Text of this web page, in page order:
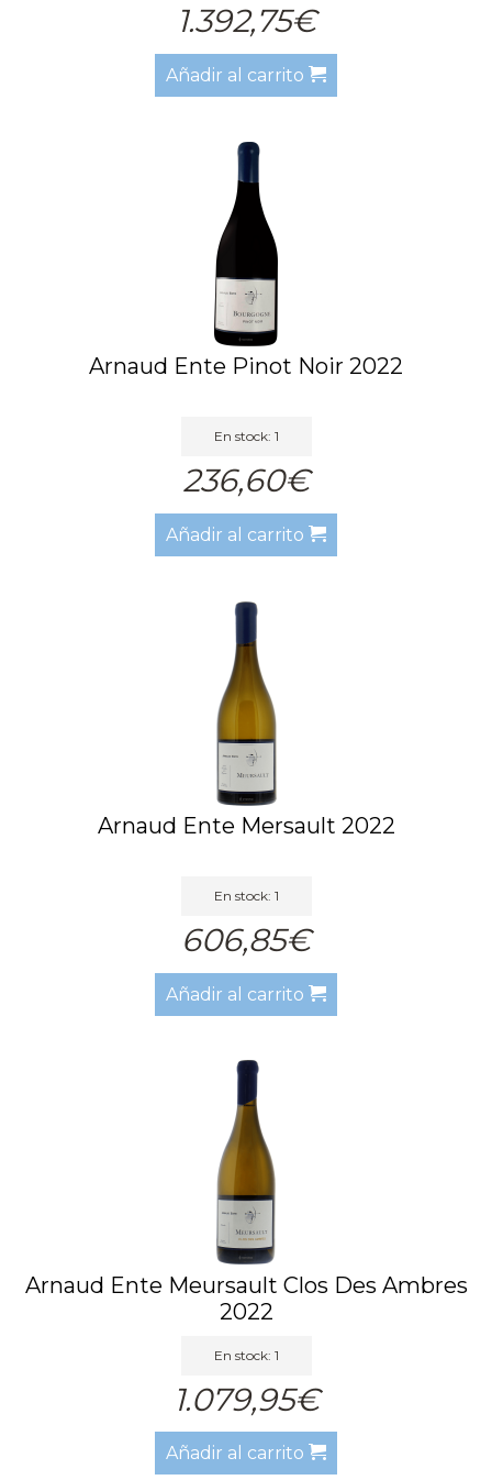
1.392,75€
Añadir al carrito
Arnaud Ente Pinot Noir 2022
En stock: 1
236,60€
Añadir al carrito
Arnaud Ente Mersault 2022
En stock: 1
606,85€
Añadir al carrito
Arnaud Ente Meursault Clos Des Ambres
2022
En stock: 1
1.079,95€
Añadir al carrito